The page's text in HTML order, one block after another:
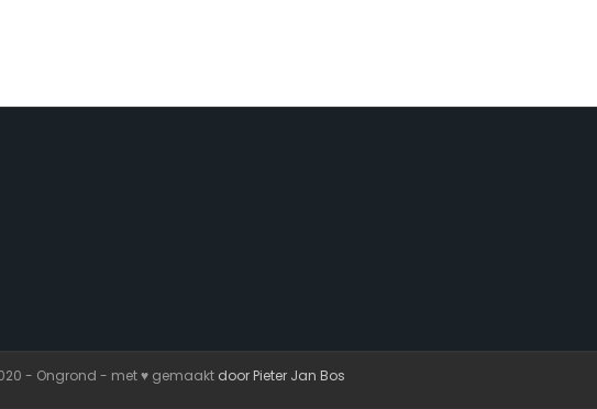
- Ongrond - met ♥ gemaakt door Pieter Jan Bos